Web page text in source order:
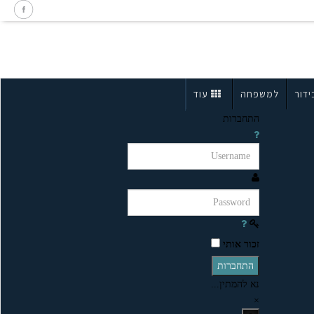
למשפחה עוד
התחברות
זכור אותי
התחברות
נא להמתין...
×